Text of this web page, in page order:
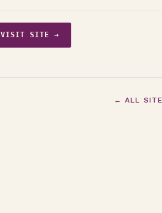
VISIT SITE →
← ALL